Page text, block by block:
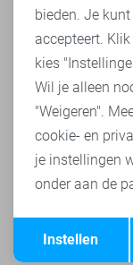
Terug
bieden. Je
accepteert.
kies
Wil je alleen
"Weigeren".
cookie- en
je instellingen
onder aan de
Instellen